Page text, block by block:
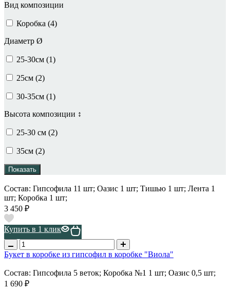
Вид композиции
Коробка (4)
Диаметр Ø
25-30см (1)
25см (2)
30-35см (1)
Высота композиции ↕
25-30 см (2)
35см (2)
Показать
Состав: Гипсофила 11 шт; Оазис 1 шт; Тишью 1 шт; Лента 1
шт; Коробка 1 шт;
3 450 ₽
Купить в 1 клик
Букет в коробке из гипсофил в коробке "Виола"
Состав: Гипсофила 5 веток; Коробка №1 1 шт; Оазис 0,5 шт;
1 690 ₽